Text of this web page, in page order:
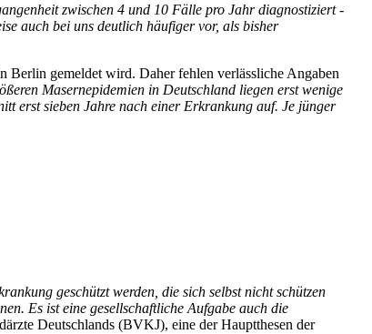
zwischen 4 und 10 Fälle pro Jahr diagnostiziert -
auch bei uns deutlich häufiger vor, als bisher
Berlin gemeldet wird. Daher fehlen verlässliche Angaben
Masernepidemien in Deutschland liegen erst wenige
erst sieben Jahre nach einer Erkrankung auf. Je jünger
geschützt werden, die sich selbst nicht schützen
Es ist eine gesellschaftliche Aufgabe auch die
Deutschlands (BVKJ), eine der Hauptthesen der